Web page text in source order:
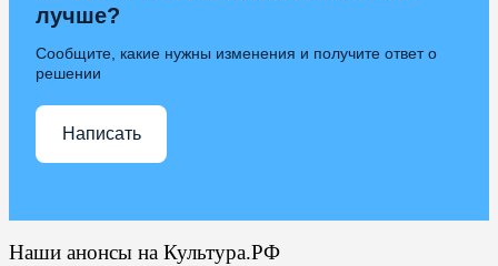
лучше?
Сообщите, какие нужны изменения и получите ответ о
решении
Написать
Наши анонсы на Культура.РФ